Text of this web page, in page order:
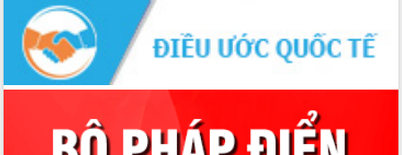
Tập huấn nâng cao năng lực triển khai
chuyển đổi số cho cán bộ, công chức
cấp xã
Đắk Lắk phát động hưởng ứng Ngày
Quyền của người tiêu dùng Việt Nam
Đẩy mạnh cải cách hành chính, quyết
tâm đạt được mục tiêu tăng trưởng